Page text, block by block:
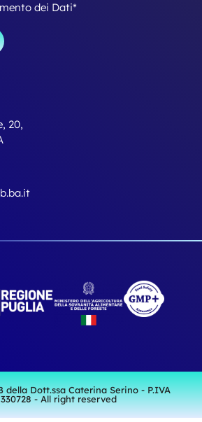
dei Dati*
20,
della Dott.ssa Caterina Serino - P.IVA
- All right reserved